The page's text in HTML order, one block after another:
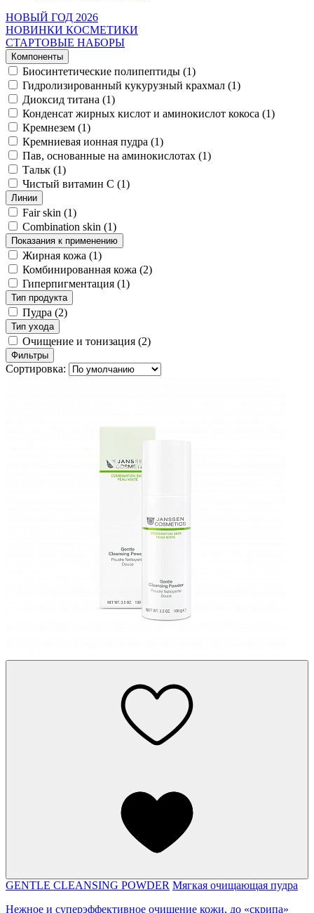
НОВЫЙ ГОД 2026
НОВИНКИ КОСМЕТИКИ
СТАРТОВЫЕ НАБОРЫ
Компоненты
Биосинтетические полипептиды (1)
Гидролизированный кукурузный крахмал (1)
Диоксид титана (1)
Конденсат жирных кислот и аминокислот кокоса (1)
Кремнезем (1)
Кремниевая ионная пудра (1)
Пав, основанные на аминокислотах (1)
Тальк (1)
Чистый витамин С (1)
Линии
Fair skin (1)
Combination skin (1)
Показания к применению
Жирная кожа (1)
Комбинированная кожа (2)
Гиперпигментация (1)
Тип продукта
Пудра (2)
Тип ухода
Очищение и тонизация (2)
Фильтры
Сортировка:
GENTLE CLEANSING POWDER Мягкая очищающая пудра
Нежное и суперэффективное очищение кожи, до «скрипа»